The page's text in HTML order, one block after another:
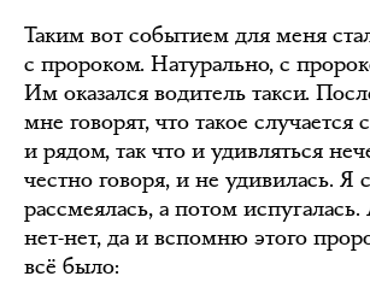
Таким вот событием для меня
с пророком. Натурально, с
Им оказался водитель такси.
мне говорят, что такое случается
и рядом, так что и удивляться
честно говоря, и не удивилась. Я
рассмеялась, а потом
нет-нет, да и вспомню этого
всё было: